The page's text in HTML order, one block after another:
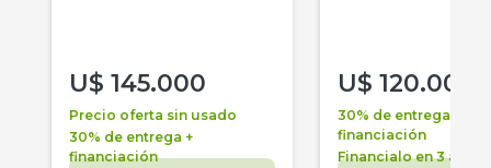
U$ 145.000
Precio oferta sin usado
30% de entrega +
financiación
U$ 120.000
30% de entrega +
financiación
Financialo en 3 años